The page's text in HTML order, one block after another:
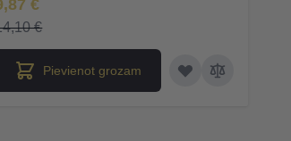
€
€
Pievienot grozam